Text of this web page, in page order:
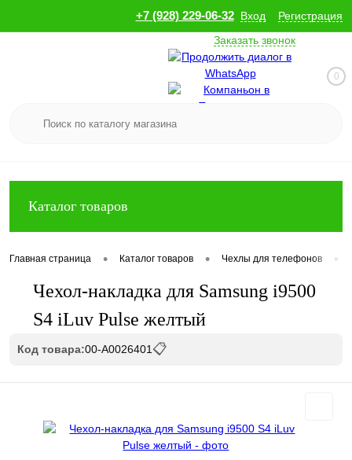
+7 (928) 229-06-32 Вход
Регистрация
Заказать звонок
0
Каталог товаров
Главная страница • Каталог товаров • Чехлы для телефонов •
Чехол-накладка для Samsung i9500
S4 iLuv Pulse желтый
Код товара:00-А0026401 📋